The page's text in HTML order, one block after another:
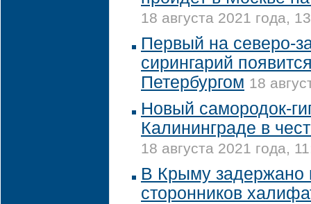
18 августа 2021 года,
Первый на северо-
сирингарий
Петербургом 18
Новый самородок-
Калининграде в
18 августа 2021 года,
В Крыму задержано
сторонников